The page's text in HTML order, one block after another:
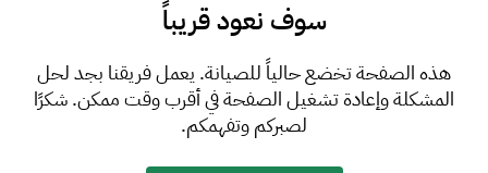
سوف نعود قريباً
هذه الصفحة تخضع حالياً للصيانة. يعمل فريقنا بجد لحل
المشكلة وإعادة تشغيل الصفحة في أقرب وقت ممكن. شكرًا
لصبركم وتفهمكم.